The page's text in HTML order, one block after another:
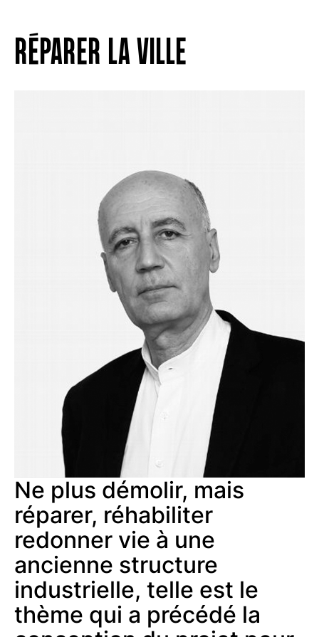
RÉPARER LA VILLE
Ne plus démolir, mais
réparer, réhabiliter
redonner vie à une
ancienne structure
industrielle, telle est le
thème qui a précédé la